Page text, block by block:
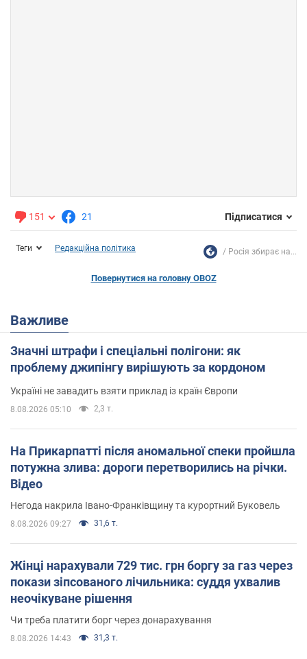
151 21 Підписатися
Теги Редакційна політика Росія збирає на...
Повернутися на головну OBOZ
Важливе
Значні штрафи і спеціальні полігони: як
проблему джипінгу вирішують за кордоном
Україні не завадить взяти приклад із країн Європи
8.08.2026 05:10 2,3 т.
На Прикарпатті після аномальної спеки пройшла
потужна злива: дороги перетворились на річки.
Відео
Негода накрила Івано-Франківщину та курортний Буковель
8.08.2026 09:27 31,6 т.
Жінці нарахували 729 тис. грн боргу за газ через
покази зіпсованого лічильника: суддя ухвалив
неочікуване рішення
Чи треба платити борг через донарахування
8.08.2026 14:43 31,3 т.